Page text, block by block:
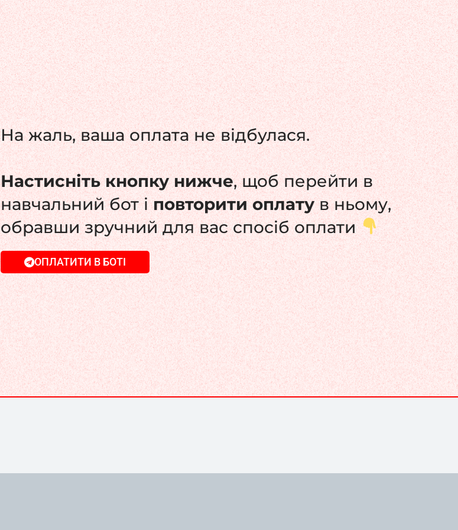
На жаль, ваша оплата не відбулася.
Настисніть кнопку нижче, щоб перейти в
навчальний бот іповторити оплатув ньому,
обравши зручний для вас спосіб оплати
ОПЛАТИТИ В БОТІ